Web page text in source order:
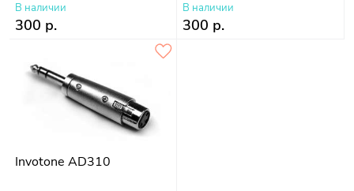
В наличии
300 р.
В наличии
300 р.
Invotone AD310